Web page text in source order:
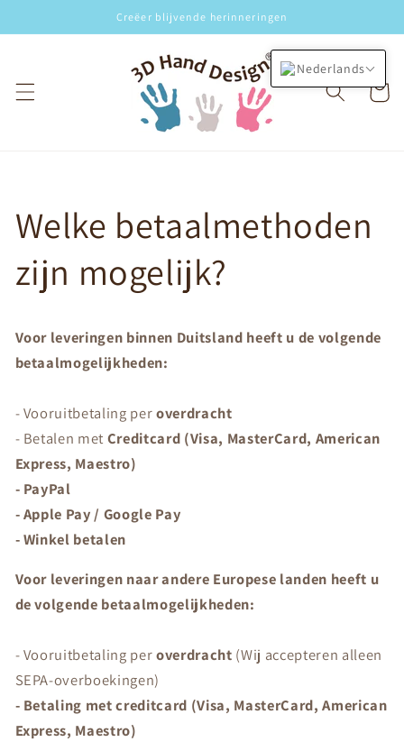
content
Creëer blijvende herinneringen
Welke betaalmethoden
zijn mogelijk?
Voor leveringen binnen Duitsland heeft u de volgende
betaalmogelijkheden:
- Vooruitbetaling peroverdracht
- Betalen metCreditcard (Visa, MasterCard, American
Express, Maestro)
- PayPal
- Apple Pay / Google Pay
- Winkel betalen
Voor leveringen naar andere Europese landen heeft u
de volgende betaalmogelijkheden:
- Vooruitbetaling peroverdracht (Wij accepteren alleen
SEPA-overboekingen)
- Betaling met creditcard (Visa, MasterCard, American
Express, Maestro)
Nederlands